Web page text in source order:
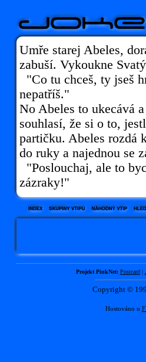
Umře starej Abeles,
zabuší. Vykoukne
"Co tu chceš, ty jseš
nepatříš."
No Abeles to ukecává
souhlasí, že si o to,
partičku. Abeles rozdá
do ruky a najednou se
"Poslouchaj, ale to
zázraky!"
Projekt PinkNet: Postcard|
Copyright ©
Hostováno u